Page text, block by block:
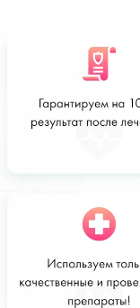
Стоимость
от 46 000